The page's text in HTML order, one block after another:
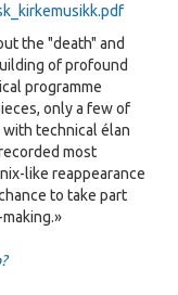
the "death" and
of profound
programme
only a few of
technical élan
most
like reappearance
to take part